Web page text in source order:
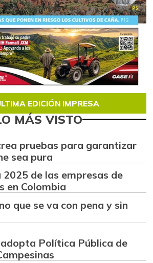
EDICIÓN IMPRESA
MÁS VISTO
pruebas para garantizar
sea pura
de las empresas de
en Colombia
que se va con pena y sin
Política Pública de